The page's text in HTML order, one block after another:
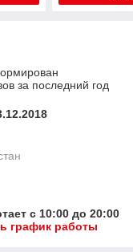
за последний год
с 10:00 до 20:00
график работы